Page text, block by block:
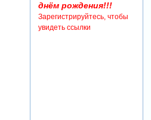
днём рождения!!!
Зарегистрируйтесь, чтобы
увидеть ссылки